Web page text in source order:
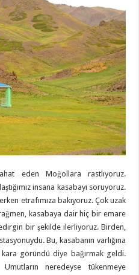
eden Moğollara rastlıyoruz.
insana kasabayı soruyoruz.
etrafımıza bakıyoruz. Çok uzak
kasabaya dair hiç bir emare
bir şekilde ilerliyoruz. Birden,
Bu, kasabanın varlığına
göründü diye bağırmak geldi.
neredeyse tükenmeye